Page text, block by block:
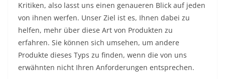
Kritiken, also lasst uns einen genaueren Blick auf jeden
von ihnen werfen. Unser Ziel ist es, Ihnen dabei zu
helfen, mehr über diese Art von Produkten zu
erfahren. Sie können sich umsehen, um andere
Produkte dieses Typs zu finden, wenn die von uns
erwähnten nicht Ihren Anforderungen entsprechen.